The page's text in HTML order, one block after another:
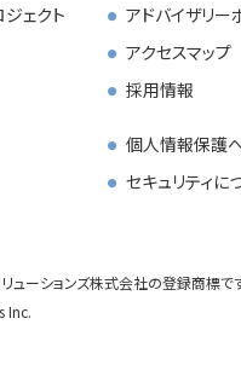
ェクト
アドバイザリー
アクセスマップ
採用情報
個人情報保護
セキュリティに
ューションズ株式会社の登録商標で
Inc.